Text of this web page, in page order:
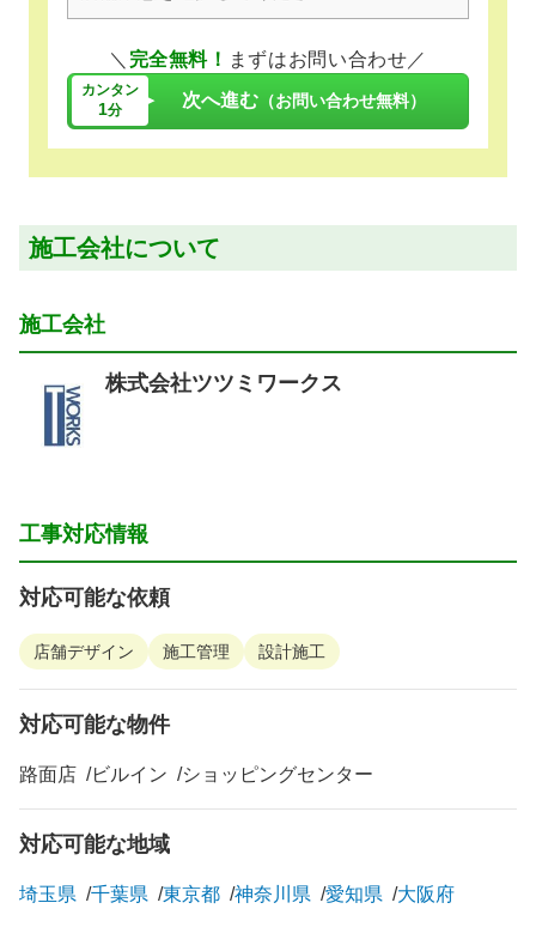
＼ 完全無料！ まずはお問い合わせ／
カンタン
1分 次へ進む （お問い合わせ無料）
施工会社について
施工会社
株式会社ツツミワークス
工事対応情報
対応可能な依頼
店舗デザイン 施工管理 設計施工
対応可能な物件
路面店 ビルイン ショッピングセンター
対応可能な地域
埼玉県 千葉県 東京都 神奈川県 愛知県 大阪府